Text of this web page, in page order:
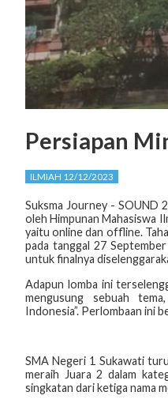
Persiapan
ILMIAH 12/12/2023
Suksma Journey - SOUND
oleh Himpunan Mahasiswa
yaitu online dan offline.
pada tanggal 27 September
untuk finalnya
Adapun lomba ini
mengusung sebuah
Indonesia”. Perlombaan ini
SMA Negeri 1 Sukawati
meraih Juara 2 dalam
singkatan dari ketiga nama